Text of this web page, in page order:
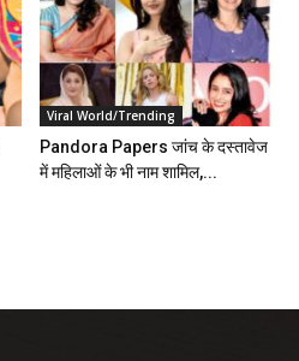
Viral World/Trending
Pandora Papers जांच के दस्तावेज
में महिलाओं के भी नाम शामिल,...